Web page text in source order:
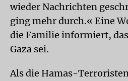
wieder Nachrichten
ging mehr durch.« Eine
die Familie informiert,
Gaza sei.
Als die Hamas-